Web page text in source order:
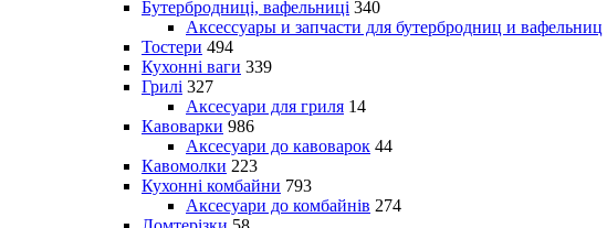
Бутербродниці, вафельниці 340
Аксессуары и запчасти для бутербродниц и вафельниц
Тостери 494
Кухонні ваги 339
Грилі 327
Аксесуари для гриля 14
Кавоварки 986
Аксесуари до кавоварок 44
Кавомолки 223
Кухонні комбайни 793
Аксесуари до комбайнів 274